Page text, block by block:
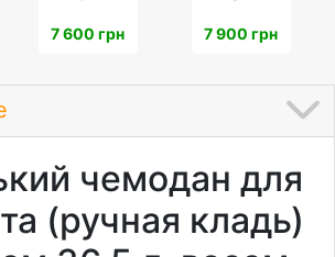
7 600 грн 7 900 грн
чемодан для
(ручная кладь)